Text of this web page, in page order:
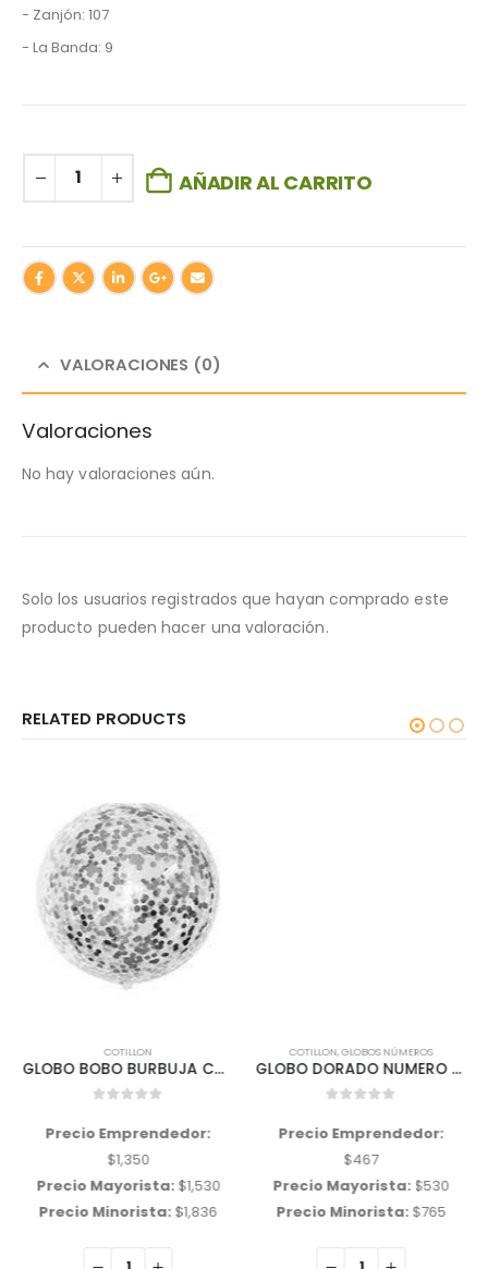
- Zanjón: 107
- La Banda: 9
AÑADIR AL CARRITO
VALORACIONES (0)
Valoraciones
No hay valoraciones aún.
Solo los usuarios registrados que hayan comprado este
producto pueden hacer una valoración.
RELATED PRODUCTS
COTILLON
GLOBO BOBO BURBUJA CON CONFETIS PLATEADOS
Precio Emprendedor:
$1,350
Precio Mayorista: $1,530
Precio Minorista: $1,836
COTILLON,GLOBOS NÚMEROS
GLOBO DORADO NUMERO «1» 32 Pulgadas 85 cms aprox
Precio Emprendedor:
$467
Precio Mayorista: $530
Precio Minorista: $765